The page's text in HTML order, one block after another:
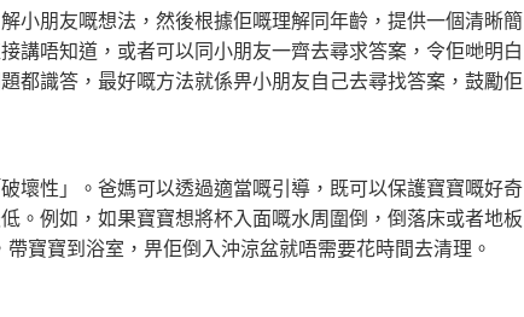
小朋友嘅想法，然後根據佢嘅理解同年齡，提供一個清晰簡
講唔知道，或者可以同小朋友一齊去尋求答案，令佢哋明白
都識答，最好嘅方法就係畀小朋友自己去尋找答案，鼓勵佢
壞性」。爸媽可以透過適當嘅引導，既可以保護寶寶嘅好奇
。 例如，如果寶寶想將杯入面嘅水周圍倒，倒落床或者地板
寶寶到浴室，畀佢倒入沖涼盆就唔需要花時間去清理。